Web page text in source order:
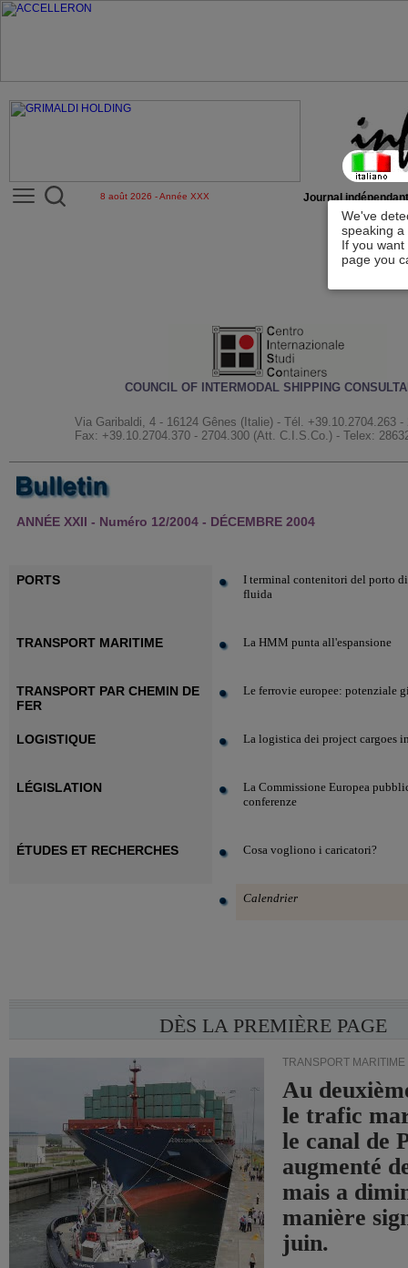
We've
speaking
If you
page you
8 août 2026 - Année XXX Journal
COUNCIL OF INTERMODAL SHIPPING
Via Garibaldi, 4 - 16124 Gênes (Italie) - Tél. +39.10.2704.263 -
Fax: +39.10.2704.370 - 2704.300 (Att. C.I.S.Co.) - Telex:
ANNÉE XXII - Numéro 12/2004 - DÉCEMBRE 2004
PORTS
I terminal contenitori del porto
fluida
TRANSPORT MARITIME La HMM punta all'espansione
TRANSPORT PAR CHEMIN DE
FER
Le ferrovie europee: potenziale
LOGISTIQUE La logistica dei project cargoes
LÉGISLATION
La Commissione Europea
conferenze
ÉTUDES ET RECHERCHES Cosa vogliono i caricatori?
Calendrier
DÈS LA PREMIÈRE PAGE
TRANSPORT MARITIME
Au
le trafic
le canal de
augmenté
mais a
manière
juin.